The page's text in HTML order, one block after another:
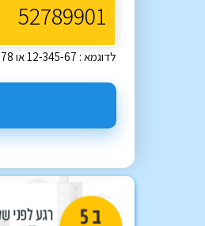
לדוגמא : 12-345-67 או 123-45-678